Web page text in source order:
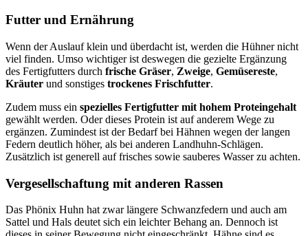
Futter und Ernährung
Wenn der Auslauf klein und überdacht ist, werden die Hühner nicht
viel finden. Umso wichtiger ist deswegen die gezielte Ergänzung
des Fertigfutters durch frische Gräser, Zweige, Gemüsereste,
Kräuter und sonstiges trockenes Frischfutter.
Zudem muss ein spezielles Fertigfutter mit hohem Proteingehalt
gewählt werden. Oder dieses Protein ist auf anderem Wege zu
ergänzen. Zumindest ist der Bedarf bei Hähnen wegen der langen
Federn deutlich höher, als bei anderen Landhuhn-Schlägen.
Zusätzlich ist generell auf frisches sowie sauberes Wasser zu achten.
Vergesellschaftung mit anderen Rassen
Das Phönix Huhn hat zwar längere Schwanzfedern und auch am
Sattel und Hals deutet sich ein leichter Behang an. Dennoch ist